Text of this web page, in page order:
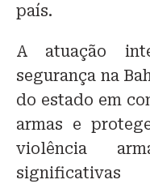
país.
A atuação
segurança na
do estado em
armas e
violência